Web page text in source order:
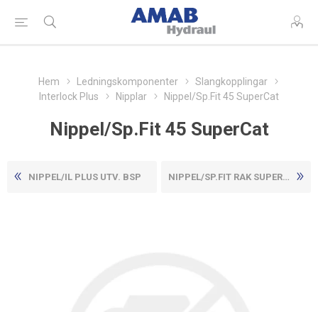
Hem Ledningskomponenter
Slangkopplingar
Interlock Plus
Nipplar Nippel/Sp.Fit 45 SuperCat
Nippel/Sp.Fit 45 SuperCat
NIPPEL/IL PLUS UTV. BSP NIPPEL/SP.FIT RAK SUPERCAT